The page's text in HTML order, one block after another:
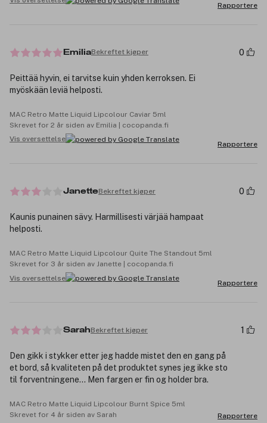
Rapportere
EmiliaBekreftet kjøper 0
Peittää hyvin, ei tarvitse kuin yhden kerroksen. Ei
myöskään leviä helposti.
MAC Retro Matte Liquid Lipcolour Caviar 5ml
Skrevet for 2 år siden av Emilia | cocopanda.fi
Vis oversettelse
Rapportere
JanetteBekreftet kjøper 0
Kaunis punainen sävy. Harmillisesti värjää hampaat
helposti.
MAC Retro Matte Liquid Lipcolour Quite The Standout 5ml
Skrevet for 3 år siden av Janette | cocopanda.fi
Vis oversettelse
Rapportere
SarahBekreftet kjøper 1
Den gikk i stykker etter jeg hadde mistet den en gang på
et bord, så kvaliteten på det produktet synes jeg ikke sto
til forventningene... Men fargen er fin og holder bra.
MAC Retro Matte Liquid Lipcolour Burnt Spice 5ml
Skrevet for 4 år siden av Sarah
Rapportere